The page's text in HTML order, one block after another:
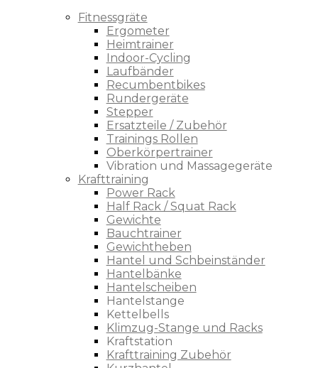
Fitnessgräte
Ergometer
Heimtrainer
Indoor-Cycling
Laufbänder
Recumbentbikes
Rundergeräte
Stepper
Ersatzteile / Zubehör
Trainings Rollen
Oberkörpertrainer
Vibration und Massagegeräte
Krafttraining
Power Rack
Half Rack / Squat Rack
Gewichte
Bauchtrainer
Gewichtheben
Hantel und Schbeinständer
Hantelbänke
Hantelscheiben
Hantelstange
Kettelbells
Klimzug-Stange und Racks
Kraftstation
Krafttraining Zubehör